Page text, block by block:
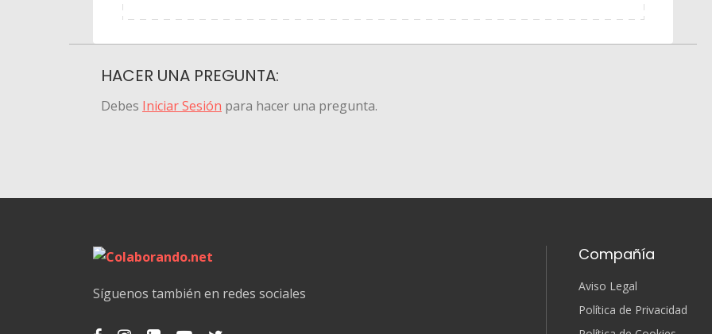
HACER UNA PREGUNTA:
Debes Iniciar Sesión para hacer una pregunta.
Síguenos también en redes sociales
Compañía
Aviso Legal
Política de Privacidad